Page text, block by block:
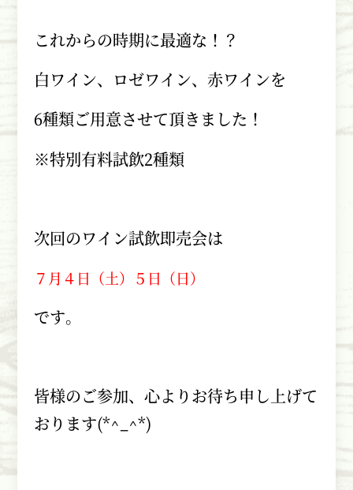
これからの時期に最適な！？
白ワイン、ロゼワイン、赤ワインを
6種類ご用意させて頂きました！
※特別有料試飲2種類
次回のワイン試飲即売会は
７月４日（土）５日（日）
です。
皆様のご参加、心よりお待ち申し上げて
おります(*^_^*)